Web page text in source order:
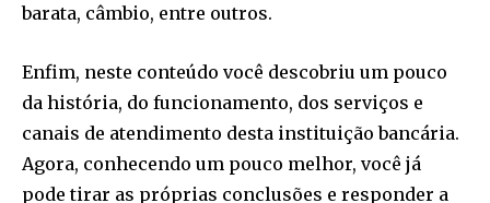
barata, câmbio, entre outros.
Enfim, neste conteúdo você descobriu um pouco
da história, do funcionamento, dos serviços e
canais de atendimento desta instituição bancária.
Agora, conhecendo um pouco melhor, você já
pode tirar as próprias conclusões e responder a